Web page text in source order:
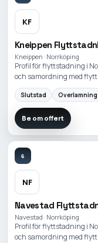
KF
Kneippen
Kneippen · Norrköping
Profil för flyttstadning i
och samordning med
Slutstad Overlamning
Be om offert
6
NF
Navestad
Navestad · Norrköping
Profil för flyttstadning i
och samordning med